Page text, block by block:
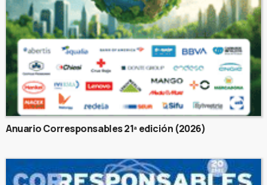
Anuario Corresponsables 21ª edición (2026)